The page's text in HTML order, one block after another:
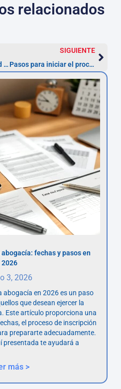
relacionados
Cómo solicitar la nulidad de un préstamo personal con interés usurario y recuperar tu dinero
SIGUIENTE
Pasos para iniciar el proceso de nulidad de un préstamo con TAE abusiva
fechas y pasos en
2026
3, 2026
abogacía en 2026 es un paso
que desean ejercer la
Este artículo proporciona una
el proceso de inscripción
prepararte adecuadamente.
presentada te ayudará a
más >